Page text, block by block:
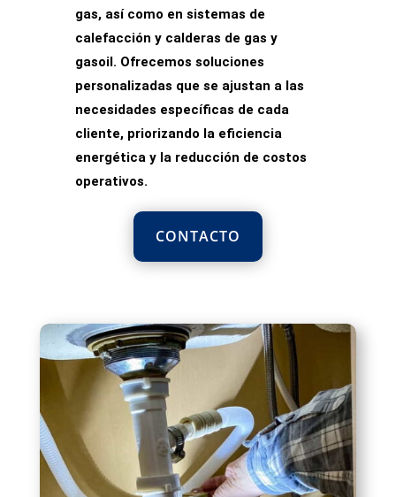
gas, así como en sistemas de
calefacción y calderas de gas y
gasoil. Ofrecemos soluciones
personalizadas que se ajustan a las
necesidades específicas de cada
cliente, priorizando la eficiencia
energética y la reducción de costos
operativos.
CONTACTO